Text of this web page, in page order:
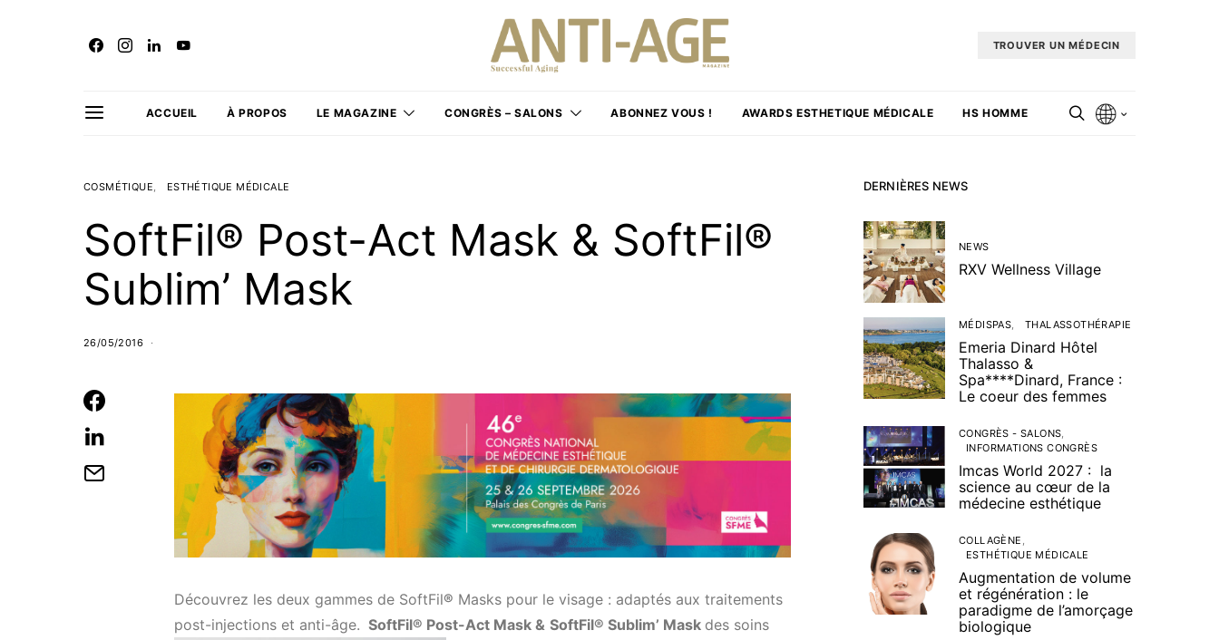
TROUVER UN MÉDECIN
ACCUEIL À PROPOS LE MAGAZINE CONGRÈS – SALONS ABONNEZ VOUS ! AWARDS ESTHETIQUE MÉDICALE HS HOMME
COSMÉTIQUE ESTHÉTIQUE MÉDICALE
SoftFil® Post-Act Mask & SoftFil®
Sublim’ Mask
26/05/2016
Découvrez les deux gammes de SoftFil® Masks pour le visage : adaptés aux traitements
post-injections et anti-âge. SoftFil® Post-Act Mask & SoftFil® Sublim’ Mask des soins
DERNIÈRES NEWS
NEWS
RXV Wellness Village
MÉDISPAS THALASSOTHÉRAPIE
Emeria Dinard Hôtel
Thalasso &
Spa****Dinard, France :
Le coeur des femmes
CONGRÈS - SALONS
INFORMATIONS CONGRÈS
Imcas World 2027 : la
science au cœur de la
médecine esthétique
COLLAGÈNE
ESTHÉTIQUE MÉDICALE
Augmentation de volume
et régénération : le
paradigme de l’amorçage
biologique